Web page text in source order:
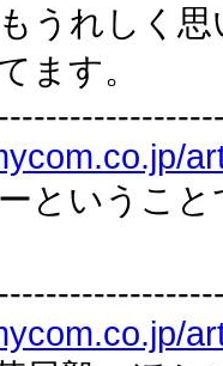
うれしく
ます。
というこ